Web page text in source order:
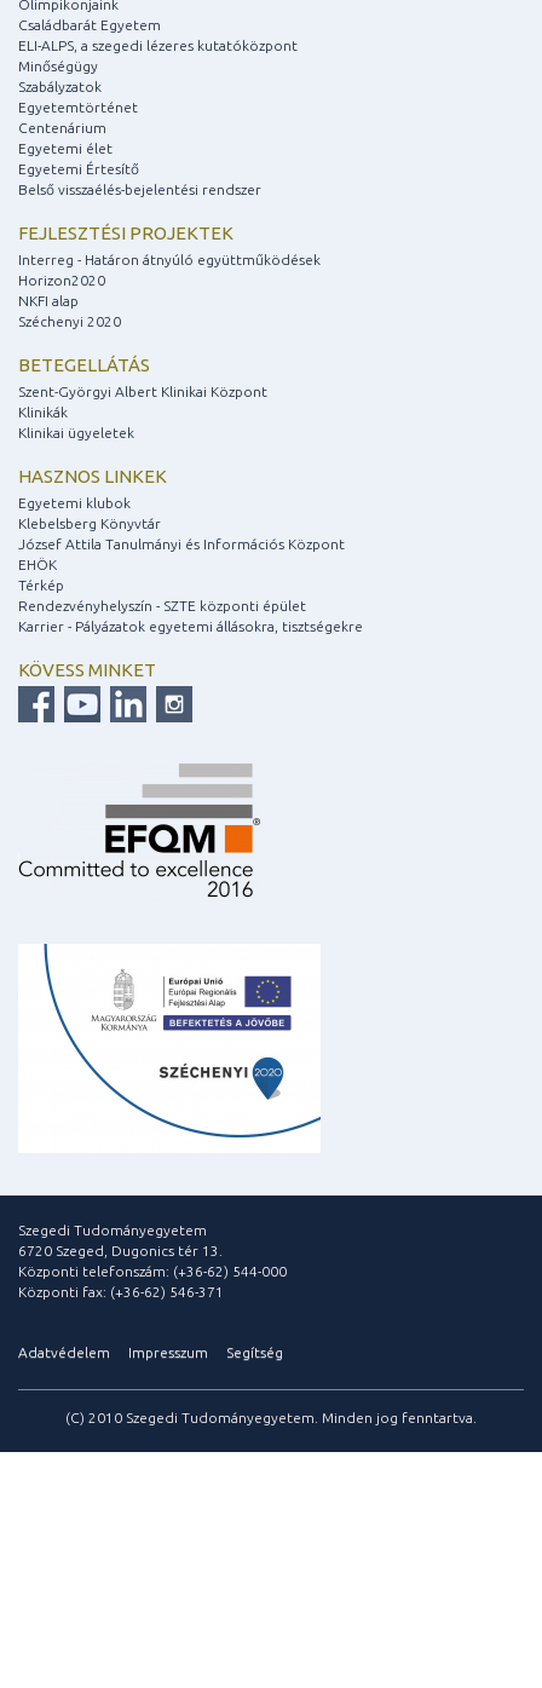
Olimpikonjaink
Családbarát Egyetem
ELI-ALPS, a szegedi lézeres kutatóközpont
Minőségügy
Szabályzatok
Egyetemtörténet
Centenárium
Egyetemi élet
Egyetemi Értesítő
Belső visszaélés-bejelentési rendszer
FEJLESZTÉSI PROJEKTEK
Interreg - Határon átnyúló együttműködések
Horizon2020
NKFI alap
Széchenyi 2020
BETEGELLÁTÁS
Szent-Györgyi Albert Klinikai Központ
Klinikák
Klinikai ügyeletek
HASZNOS LINKEK
Egyetemi klubok
Klebelsberg Könyvtár
József Attila Tanulmányi és Információs Központ
EHÖK
Térkép
Rendezvényhelyszín - SZTE központi épület
Karrier - Pályázatok egyetemi állásokra, tisztségekre
KÖVESS MINKET
Szegedi Tudományegyetem
6720 Szeged, Dugonics tér 13.
Központi telefonszám: (+36-62) 544-000
Központi fax: (+36-62) 546-371
Adatvédelem Impresszum Segítség
(C) 2010 Szegedi Tudományegyetem. Minden jog fenntartva.